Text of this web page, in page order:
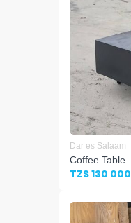
Dar es Salaam
Coffee Table
TZS 130 000